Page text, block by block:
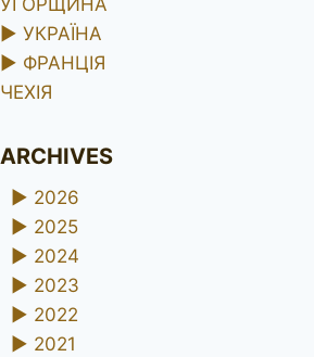
► УКРАЇНА
► ФРАНЦІЯ
ЧЕХІЯ
ARCHIVES
► 2026
► 2025
► 2024
► 2023
► 2022
► 2021